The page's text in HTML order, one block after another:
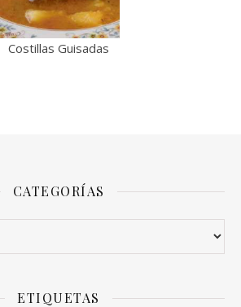
Costillas Guisadas
CATEGORÍAS
ETIQUETAS